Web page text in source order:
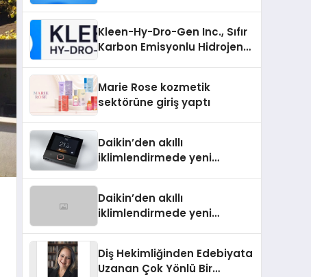
Kleen-Hy-Dro-Gen Inc., Sıfır
Karbon Emisyonlu Hidrojen
Aldı
Marie Rose kozmetik
sektörüne giriş yaptı
Daikin’den akıllı
iklimlendirmede yeni
Daikin’den akıllı
iklimlendirmede yeni
Diş Hekimliğinden Edebiyata
Uzanan Çok Yönlü Bir